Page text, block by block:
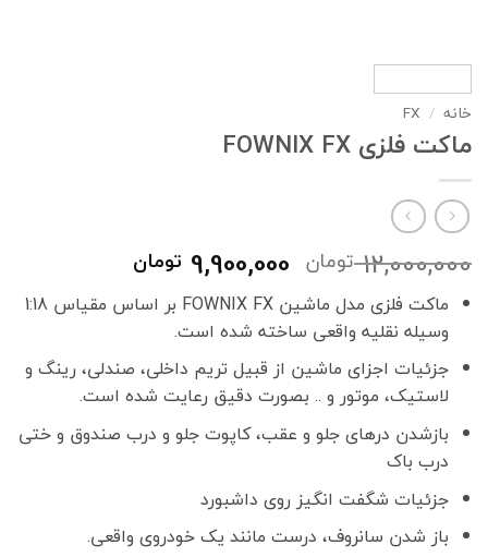
خانه /
FX
ماکت فلزی FOWNIX FX
12,000,000 تومان قیمت
اصلی
12,000,000 تومان
بود.
9,900,000 تومان
فعلی
ماکت فلزی مدل ماشین FOWNIX FX بر اساس مقیاس 1:18
وسیله نقلیه واقعی ساخته شده است.
جزئیات اجزای ماشین از قبیل تریم داخلی، صندلی، رینگ و
لاستیک، موتور و .. بصورت دقیق رعایت شده است.
بازشدن درهای جلو و عقب، کاپوت جلو و درب صندوق و ختی
درب باک
جزئیات شگفت انگیز روی داشبورد
باز شدن سانروف، درست مانند یک خودروی واقعی.